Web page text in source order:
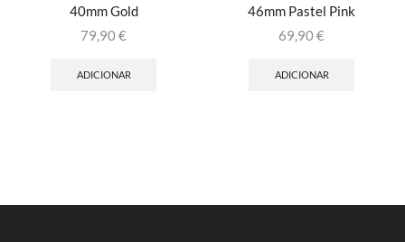
40mm Gold
79,90€
ADICIONAR
46mm Pastel Pink
69,90€
ADICIONAR